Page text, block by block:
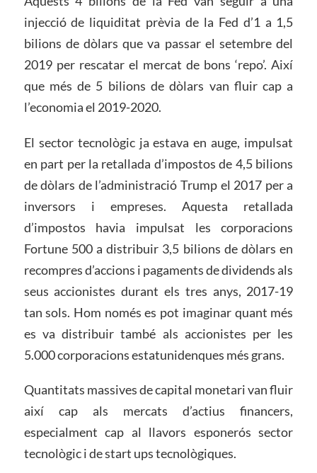
injecció de liquiditat prèvia de la Fed d’1 a 1,5
bilions de dòlars que va passar el setembre del
2019 per rescatar el mercat de bons ‘repo’. Així
que més de 5 bilions de dòlars van fluir cap a
l’economia el 2019-2020.
El sector tecnològic ja estava en auge, impulsat
en part per la retallada d’impostos de 4,5 bilions
de dòlars de l’administració Trump el 2017 per a
inversors i empreses. Aquesta retallada
d’impostos havia impulsat les corporacions
Fortune 500 a distribuir 3,5 bilions de dòlars en
recompres d’accions i pagaments de dividends als
seus accionistes durant els tres anys, 2017-19
tan sols. Hom només es pot imaginar quant més
es va distribuir també als accionistes per les
5.000 corporacions estatunidenques més grans.
Quantitats massives de capital monetari van fluir
així cap als mercats d’actius financers,
especialment cap al llavors esponerós sector
tecnològic i de start ups tecnològiques.